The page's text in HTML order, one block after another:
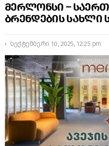
მერლონსი –
ბრენდების
სექტემბერი 10, 2025, 12:25 pm